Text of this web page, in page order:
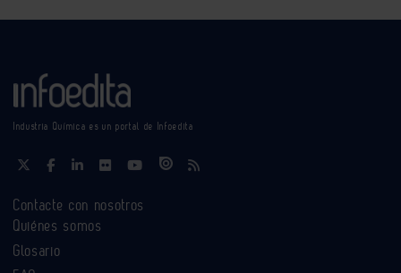
Industria Química es un portal de Infoedita
Contacte con nosotros
Quiénes somos
Glosario